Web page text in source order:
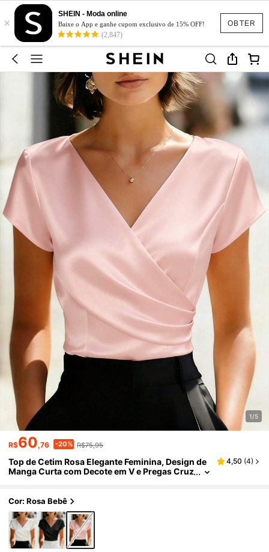
OBTER
×
SHEIN - Moda online
Baixe o App e ganhe cupom exclusivo de 15% OFF!
(2,847)
1/5
R$60,76 -20% R$75,95
Top de Cetim Rosa Elegante Feminina, Design de
Manga Curta com Decote em V e Pregas Cruz
4,50 (4)
Cor: Rosa Bebê